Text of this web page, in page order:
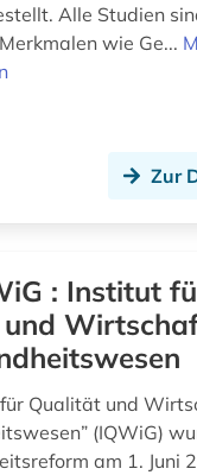
Alle Studien
wie Ge...
Zur
: Institut
Qualität und
(IQWiG)
am 1. Juni